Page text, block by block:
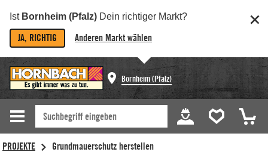
Ist Bornheim (Pfalz) Dein richtiger Markt?
JA, RICHTIG Anderen Markt wählen
Bornheim (Pfalz)